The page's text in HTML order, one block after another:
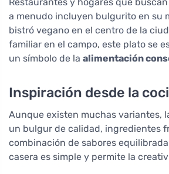
a menudo incluyen bulgurito en su
bistró vegano en el centro de la
familiar en el campo, este plato se
un símbolo de la alimentación
Inspiración desde la
Aunque existen muchas variantes,
un bulgur de calidad, ingredientes
combinación de sabores
casera es simple y permite la